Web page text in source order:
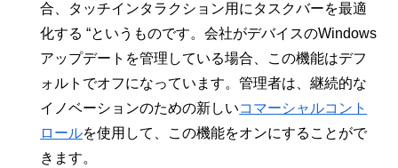
合、タッチインタラクション用にタスクバーを最適
化する “というものです。会社がデバイスのWindows
アップデートを管理している場合、この機能はデフ
ォルトでオフになっています。管理者は、継続的な
イノベーションのための新しいコマーシャルコント
ロールを使用して、この機能をオンにすることがで
きます。